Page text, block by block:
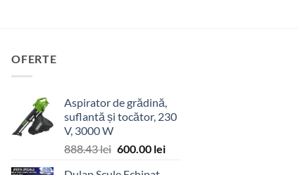
OFERTE
Aspirator de grădină,
suflantă și tocător, 230
V, 3000 W
888.43lei Prețul
600.00 leiPrețul